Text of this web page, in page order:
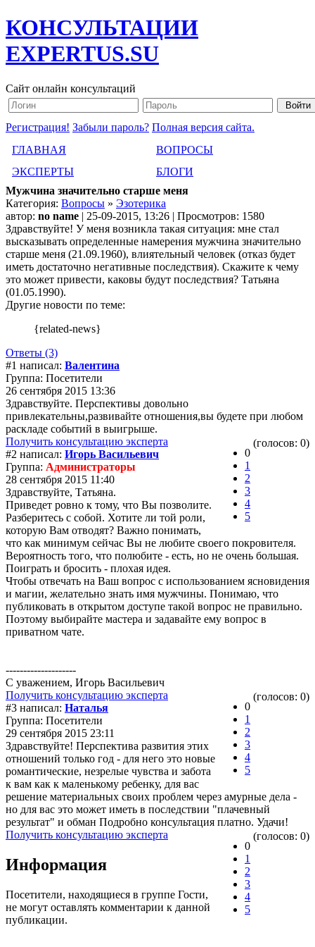
КОНСУЛЬТАЦИИ
EXPERTUS.SU
Сайт онлайн консультаций
Регистрация! Забыли пароль? Полная версия сайта.
ГЛАВНАЯ
ВОПРОСЫ
ЭКСПЕРТЫ
БЛОГИ
Мужчина значительно старше меня
Категория: Вопросы » Эзотерика
автор: no name | 25-09-2015, 13:26 | Просмотров: 1580
Здравствуйте! У меня возникла такая ситуация: мне стал
высказывать определенные намерения мужчина значительно
старше меня (21.09.1960), влиятельный человек (отказ будет
иметь достаточно негативные последствия). Скажите к чему
это может привести, каковы будут последствия? Татьяна
(01.05.1990).
Другие новости по теме:
{related-news}
Ответы (3)
#1 написал: Валентина
Группа: Посетители
26 сентября 2015 13:36
Здравствуйте. Перспективы довольно
привлекательны,развивайте отношения,вы будете при любом
раскладе событий в выигрыше.
Получить консультацию эксперта
0
1
2
3
4
5
(голосов: 0)
#2 написал: Игорь Васильевич
Группа: Администраторы
28 сентября 2015 11:40
Здравствуйте, Татьяна.
Приведет ровно к тому, что Вы позволите.
Разберитесь с собой. Хотите ли той роли,
которую Вам отводят? Важно понимать,
что как минимум сейчас Вы не любите своего покровителя.
Вероятность того, что полюбите - есть, но не очень большая.
Поиграть и бросить - плохая идея.
Чтобы отвечать на Ваш вопрос с использованием ясновидения
и магии, желательно знать имя мужчины. Понимаю, что
публиковать в открытом доступе такой вопрос не правильно.
Поэтому выбирайте мастера и задавайте ему вопрос в
приватном чате.
--------------------
С уважением, Игорь Васильевич
Получить консультацию эксперта
0
1
2
3
4
5
(голосов: 0)
#3 написал: Наталья
Группа: Посетители
29 сентября 2015 23:11
Здравствуйте! Перспектива развития этих
отношений только год - для него это новые
романтические, незрелые чувства и забота
к вам как к маленькому ребенку, для вас
решение материальных своих проблем через амурные дела -
но для вас это может иметь в последствии "плачевный
результат" и обман Подробно консультация платно. Удачи!
Получить консультацию эксперта
0
1
2
3
4
5
(голосов: 0)
Информация
Посетители, находящиеся в группе Гости,
не могут оставлять комментарии к данной
публикации.